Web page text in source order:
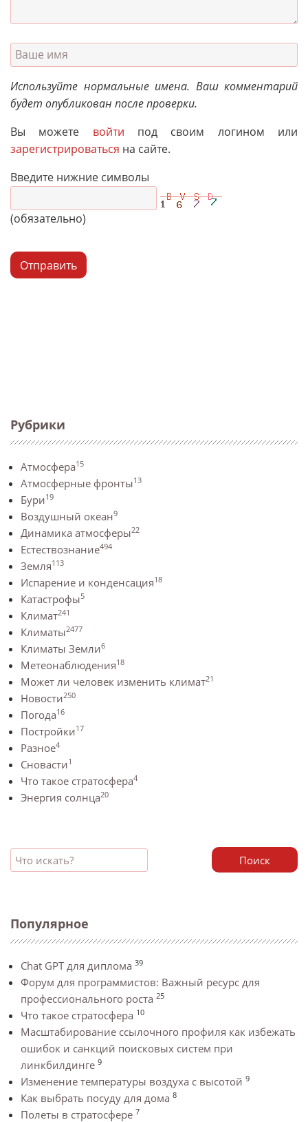
Рубрики
Атмосфера15
Атмосферные фронты13
Бури19
Воздушный океан9
Динамика атмосферы22
Естествознание494
Земля113
Испарение и конденсация18
Катастрофы5
Климат241
Климаты2477
Климаты Земли6
Метеонаблюдения18
Может ли человек изменить климат21
Новости250
Погода16
Постройки17
Разное4
Сновасти1
Что такое стратосфера4
Энергия солнца20
Поиск
Популярное
Chat GPT для диплома 39
Форум для программистов: Важный ресурс для
профессионального роста 25
Что такое стратосфера 10
Масштабирование ссылочного профиля как избежать
ошибок и санкций поисковых систем при
линкбилдинге 9
Изменение температуры воздуха с высотой 9
Как выбрать посуду для дома 8
Полеты в стратосфере 7
Используйте нормальные имена. Ваш комментарий
будет опубликован после проверки.
Вы можете войти под своим логином или
зарегистрироваться на сайте.
Введите нижние символы
(обязательно)
Отправить